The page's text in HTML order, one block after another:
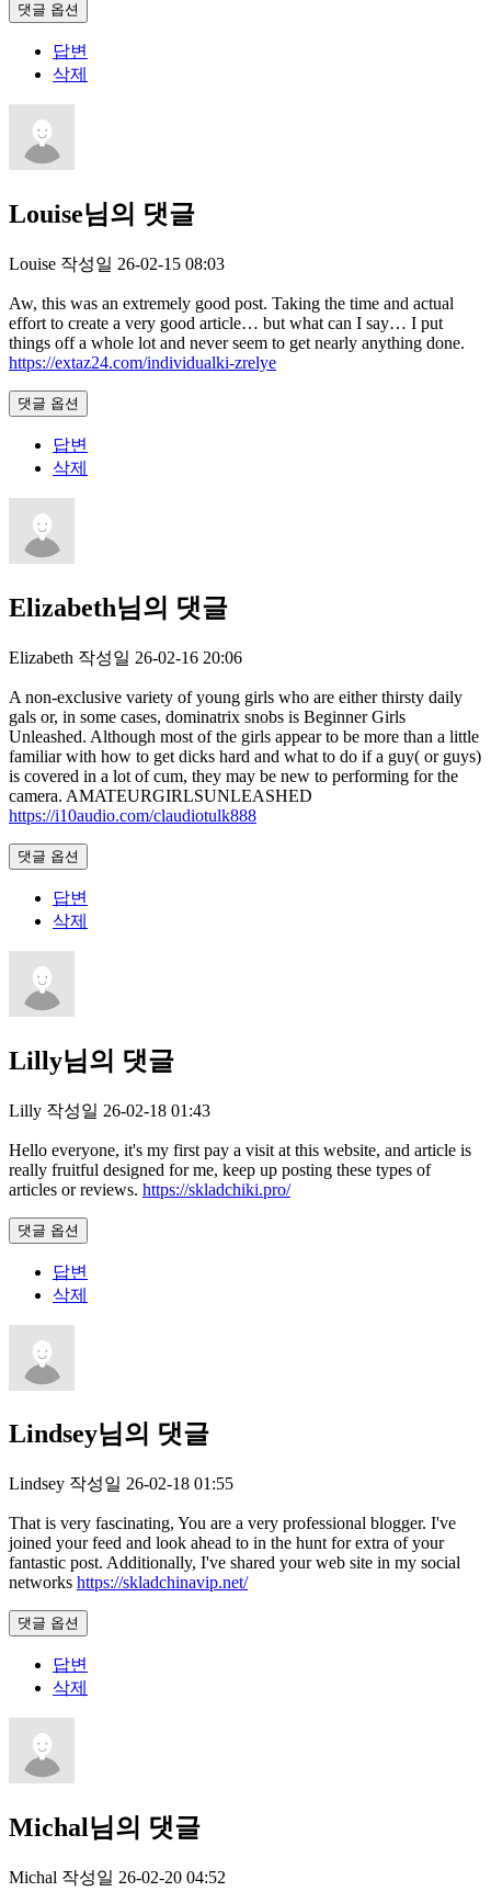
댓글 옵션
답변
삭제
Louise님의 댓글
Louise 작성일 26-02-15 08:03
Aw, this was an extremely good post. Taking the time and actual
effort to create a very good article… but what can I say… I put
things off a whole lot and never seem to get nearly anything done.
https://extaz24.com/individualki-zrelye
댓글 옵션
답변
삭제
Elizabeth님의 댓글
Elizabeth 작성일 26-02-16 20:06
A non-exclusive variety of young girls who are either thirsty daily
gals or, in some cases, dominatrix snobs is Beginner Girls
Unleashed. Although most of the girls appear to be more than a little
familiar with how to get dicks hard and what to do if a guy( or guys)
is covered in a lot of cum, they may be new to performing for the
camera. AMATEURGIRLSUNLEASHED
https://i10audio.com/claudiotulk888
댓글 옵션
답변
삭제
Lilly님의 댓글
Lilly 작성일 26-02-18 01:43
Hello everyone, it's my first pay a visit at this website, and article is
really fruitful designed for me, keep up posting these types of
articles or reviews. https://skladchiki.pro/
댓글 옵션
답변
삭제
Lindsey님의 댓글
Lindsey 작성일 26-02-18 01:55
That is very fascinating, You are a very professional blogger. I've
joined your feed and look ahead to in the hunt for extra of your
fantastic post. Additionally, I've shared your web site in my social
networks https://skladchinavip.net/
댓글 옵션
답변
삭제
Michal님의 댓글
Michal 작성일 26-02-20 04:52